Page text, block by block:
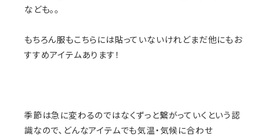
なども。。
もちろん服もこちらには貼っていないけれどまだ他にもお
すすめアイテムあります！
季節は急に変わるのではなくずっと繋がっていくという認
識なので、どんなアイテムでも気温・気候に合わせ